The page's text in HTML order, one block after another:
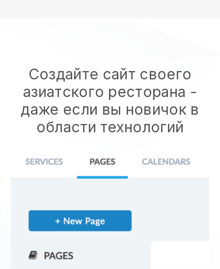
Создайте сайт своего
азиатского ресторана -
даже если вы новичок в
области технологий